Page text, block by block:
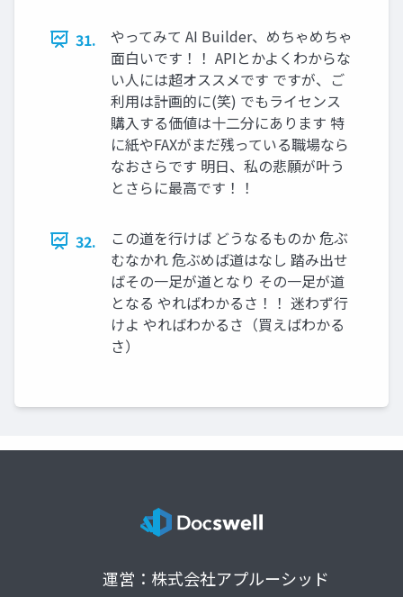
31.
やってみて AI Builder、めちゃめちゃ
面白いです！！ APIとかよくわからな
い人には超オススメです ですが、ご
利用は計画的に(笑) でもライセンス
購入する価値は十二分にあります 特
に紙やFAXがまだ残っている職場なら
なおさらです 明日、私の悲願が叶う
とさらに最高です！！
32.
この道を行けば どうなるものか 危ぶ
むなかれ 危ぶめば道はなし 踏み出せ
ばその一足が道となり その一足が道
となる やればわかるさ！！ 迷わず行
けよ やればわかるさ（買えばわかる
さ）
運営：株式会社アプルーシッド